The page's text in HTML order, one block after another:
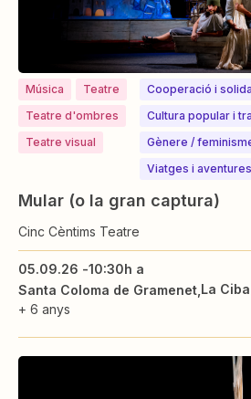
Música
Teatre
Teatre d'ombres
Teatre visual
Cooperació i
Cultura popular i
⁠⁠Gènere /
Viatges i aventures
Mular (o la gran captura)
Cinc Cèntims Teatre
05.09.26 -10:30h a
Santa Coloma de Gramenet La
+ 6 anys